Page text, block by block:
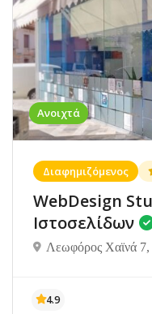
Ανοιχτά
Διαφημιζόμενος
WebDesign
Ιστοσελίδων
Λεωφόρος Χαϊνά 7,